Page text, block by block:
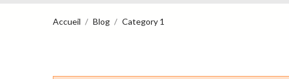
Accueil Blog Category 1